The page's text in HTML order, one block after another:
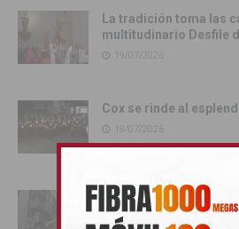
La tradición toma las
multitudinario Desfile
19/07/2026
Cox se rinde al
18/07/2026
Orihuela inicia los
Fiestas con el traslado